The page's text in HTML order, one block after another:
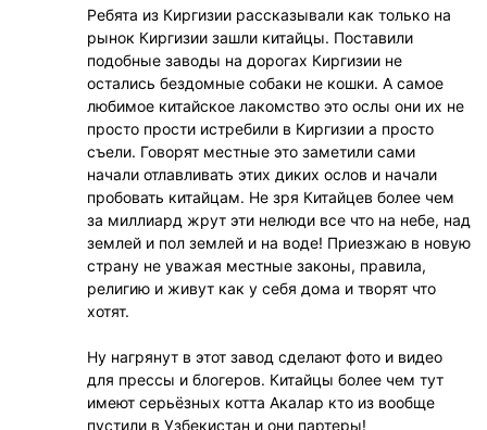
Ребята из Киргизии рассказывали как только на
рынок Киргизии зашли китайцы. Поставили
подобные заводы на дорогах Киргизии не
остались бездомные собаки не кошки. А самое
любимое китайское лакомство это ослы они их не
просто прости истребили в Киргизии а просто
съели. Говорят местные это заметили сами
начали отлавливать этих диких ослов и начали
пробовать китайцам. Не зря Китайцев более чем
за миллиард жрут эти нелюди все что на небе, над
землей и пол землей и на воде! Приезжаю в новую
страну не уважая местные законы, правила,
религию и живут как у себя дома и творят что
хотят.
Ну нагрянут в этот завод сделают фото и видео
для прессы и блогеров. Китайцы более чем тут
имеют серьёзных котта Акалар кто из вообще
пустили в Узбекистан и они партеры!